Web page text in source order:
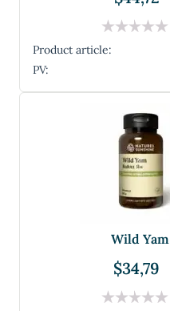
Product article:
PV:
Wild Yam
$34,79